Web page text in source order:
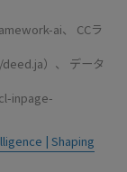
ai、 CCラ
）、 データ
inpage-
| Shaping